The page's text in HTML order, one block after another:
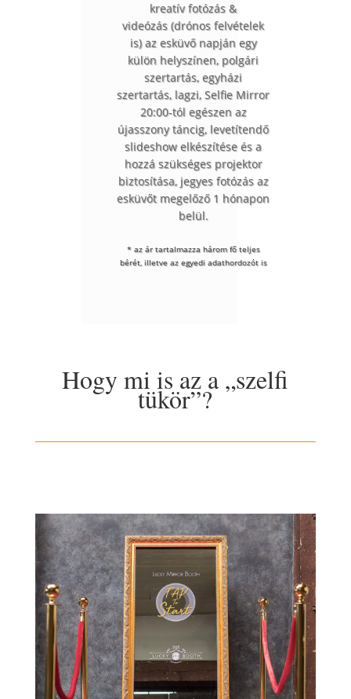
kreatív fotózás &
videózás (drónos felvételek
is) az esküvő napján egy
külön helyszínen, polgári
szertartás, egyházi
szertartás, lagzi, Selfie Mirror
20:00-tól egészen az
újasszony táncig, levetítendő
slideshow elkészítése és a
hozzá szükséges projektor
biztosítása, jegyes fotózás az
esküvőt megelőző 1 hónapon
belül.
* az ár tartalmazza három fő teljes
bérét, illetve az egyedi adathordozót is
Hogy mi is az a „szelfi
tükör”?